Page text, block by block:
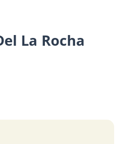
La Rocha